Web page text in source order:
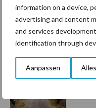
information on a device,
advertising and content
and services
identification through
Aanpassen
5 aug
Drie